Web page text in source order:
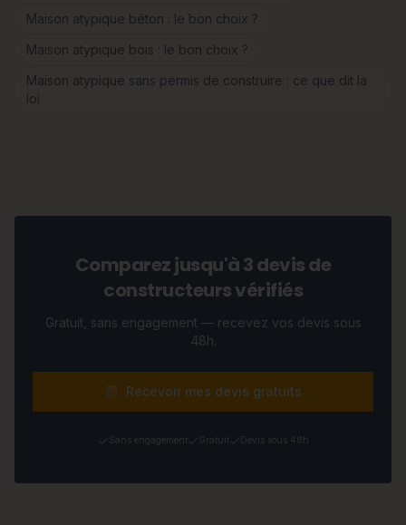
Maison atypique béton : le bon choix ?
Maison atypique bois : le bon choix ?
Maison atypique sans permis de construire : ce que dit la
loi
Comparez jusqu'à 3 devis de
constructeurs vérifiés
Gratuit, sans engagement — recevez vos devis sous
48h.
Recevoir mes devis gratuits
Sans engagement Gratuit Devis sous 48h